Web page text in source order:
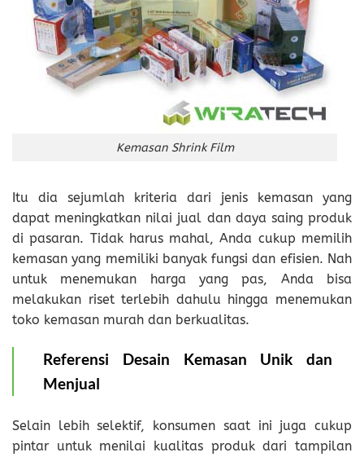
Kemasan Shrink Film
Itu dia sejumlah kriteria dari jenis kemasan yang
dapat meningkatkan nilai jual dan daya saing produk
di pasaran. Tidak harus mahal, Anda cukup memilih
kemasan yang memiliki banyak fungsi dan efisien. Nah
untuk menemukan harga yang pas, Anda bisa
melakukan riset terlebih dahulu hingga menemukan
toko kemasan murah dan berkualitas.
Referensi Desain Kemasan Unik dan
Menjual
Selain lebih selektif, konsumen saat ini juga cukup
pintar untuk menilai kualitas produk dari tampilan